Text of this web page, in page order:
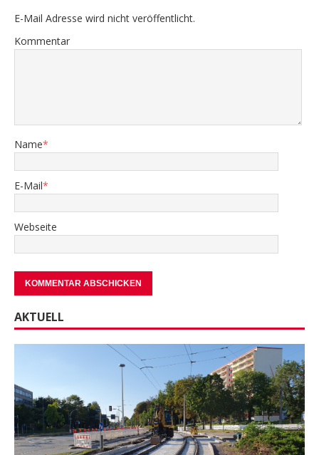
E-Mail Adresse wird nicht veröffentlicht.
Kommentar
Name*
E-Mail*
Webseite
AKTUELL